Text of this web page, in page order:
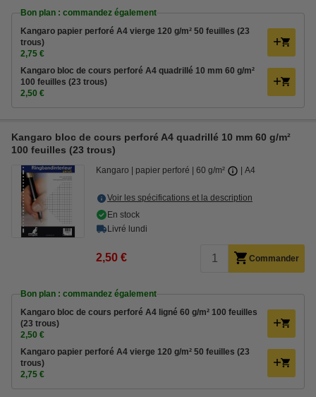
Bon plan : commandez également
Kangaro papier perforé A4 vierge 120 g/m² 50 feuilles (23
trous)
2,75 €
Kangaro bloc de cours perforé A4 quadrillé 10 mm 60 g/m²
100 feuilles (23 trous)
2,50 €
Kangaro bloc de cours perforé A4 quadrillé 10 mm 60 g/m²
100 feuilles (23 trous)
Kangaro papier perforé 60 g/m² A4
Voir les spécifications et la description
En stock
Livré lundi
2,50 € Commander
Bon plan : commandez également
Kangaro bloc de cours perforé A4 ligné 60 g/m² 100 feuilles
(23 trous)
2,50 €
Kangaro papier perforé A4 vierge 120 g/m² 50 feuilles (23
trous)
2,75 €